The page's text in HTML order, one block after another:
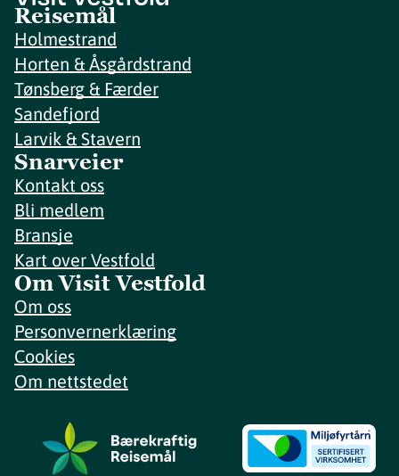
Reisemål
Holmestrand
Horten & Åsgårdstrand
Tønsberg & Færder
Sandefjord
Larvik & Stavern
Snarveier
Kontakt oss
Bli medlem
Bransje
Kart over Vestfold
Om Visit Vestfold
Om oss
Personvernerklæring
Cookies
Om nettstedet